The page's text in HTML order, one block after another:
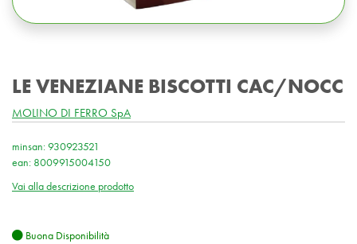
LE VENEZIANE BISCOTTI CAC/NOCC
MOLINO DI FERRO SpA
minsan: 930923521
ean: 8009915004150
Vai alla descrizione prodotto
Buona Disponibilità